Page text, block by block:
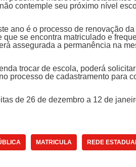
contemple seu próximo nível
ano é o processo de renovação
que se encontra matriculado e
assegurada a permanência na
trocar de escola, poderá
processo de cadastramento para
de 26 de dezembro a 12 de
MATRICULA REDE